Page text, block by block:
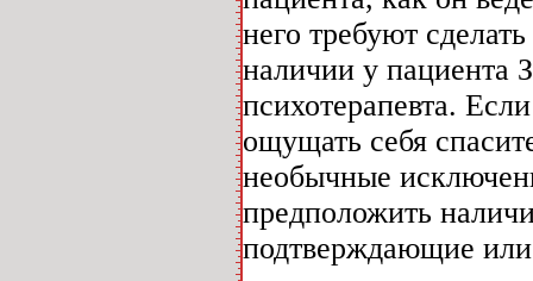
него требуют
наличии у пациента
психотерапевта.
ощущать себя
необычные
предположить
подтверждающие